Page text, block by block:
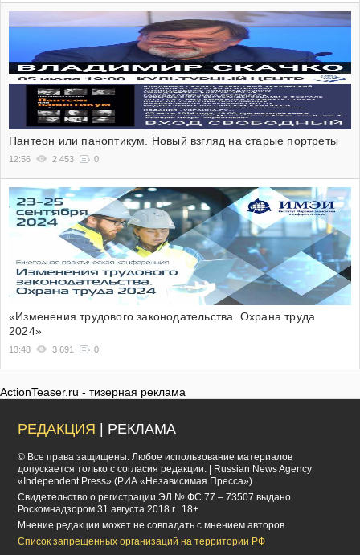
Пантеон или паноптикум. Новый взгляд на старые портреты
12:56 2 453 0
«Изменения трудового законодательства. Охрана труда
2024»
13:48 3 691 0
ActionTeaser.ru - тизерная реклама
РЕДАКЦИЯ | РЕКЛАМА
© Все права защищены. Любое использование материалов
допускается только с согласия редакции. | Russian News Agency
«Independent Press» (РИА «Независимая Пресса»)
Cвидетельство о регистрации ЭЛ № ФС 77 – 73507 выдано
Роскомнадзором 31 августа 2018 г.. 18+
Мнение редакции может не совпадать с мнением авторов.
Список запрещенных организаций на территории РФ